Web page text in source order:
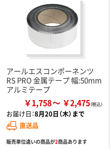
アールエスコンポーネンツ
RS PRO 金属テープ 幅:50mm
アルミテープ
￥1,758 ￥2,475
お届け日：8月20日（木）まで
直送品
販売単位違いの商品が2商品あります